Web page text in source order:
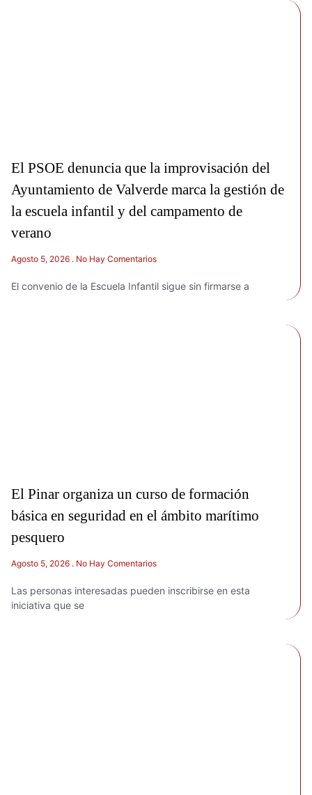
El PSOE denuncia que la improvisación del
Ayuntamiento de Valverde marca la gestión de
la escuela infantil y del campamento de
verano
Agosto 5, 2026 No Hay Comentarios
El convenio de la Escuela Infantil sigue sin firmarse a
El Pinar organiza un curso de formación
básica en seguridad en el ámbito marítimo
pesquero
Agosto 5, 2026 No Hay Comentarios
Las personas interesadas pueden inscribirse en esta
iniciativa que se